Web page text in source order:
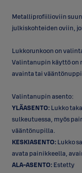
Metalliprofiilioviin
julkiskohteiden oviin,
Lukkorunkoon on
Valintanupin käyttö on
avainta tai
Valintanupin asento:
YLÄASENTO: Lukko
sulkeutuessa, myös
vääntönupilla.
KESKIASENTO: Lukko
avata painikkeella,
ALA-ASENTO: Estetty